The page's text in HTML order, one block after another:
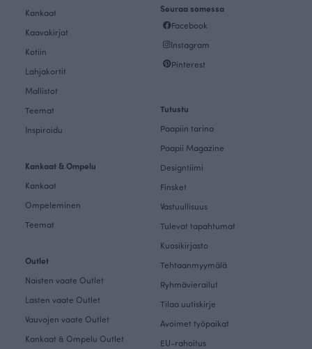
Kankaat
Kaavakirjat
Kotiin
Lahjakortit
Mallistot
Teemat
Inspiroidu
Kankaat & Ompelu
Kankaat
Ompeleminen
Teemat
Outlet
Naisten vaate Outlet
Lasten vaate Outlet
Vauvojen vaate Outlet
Kankaat & Ompelu Outlet
Seuraa somessa
Facebook
Instagram
Pinterest
Tutustu
Paapiin tarina
Paapii Magazine
Designtiimi
Finsket
Vastuullisuus
Tulevat tapahtumat
Kuosikirjasto
Tehtaanmyymälä
Ryhmävierailut
Tilaa uutiskirje
Avoimet työpaikat
EU-rahoitus